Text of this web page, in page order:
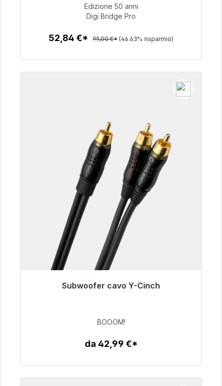
52,84 €
Edizione 50 anni
Digi Bridge Pro
52,84 €* 99,00 €* (46.63% risparmio)
Subwoofer cavo Y-Cinch
Pronto per la spedizione immediata, tempo di
53,49 €
BOOOM!
da 42,99 €*